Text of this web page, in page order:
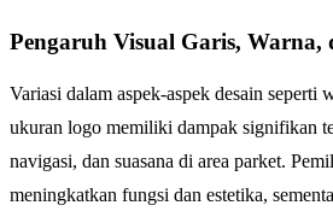
Pengaruh Visual Garis,
Variasi dalam aspek-aspek desain seperti
ukuran logo memiliki dampak signifikan
navigasi, dan suasana di area parket.
meningkatkan fungsi dan estetika,